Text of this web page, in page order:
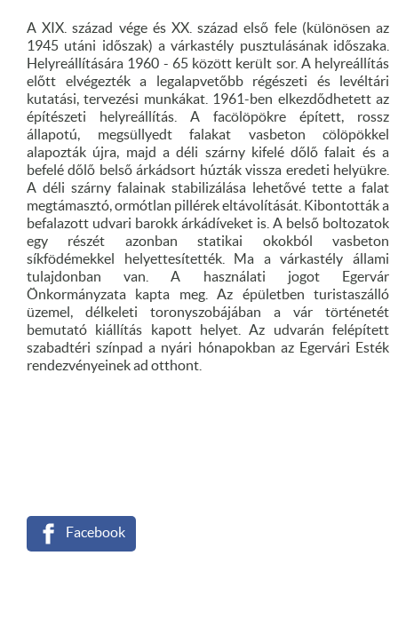
A XIX. század vége és XX. század első fele (különösen az
1945 utáni időszak) a várkastély pusztulásának időszaka.
Helyreállítására 1960 - 65 között került sor. A helyreállítás
előtt elvégezték a legalapvetőbb régészeti és levéltári
kutatási, tervezési munkákat. 1961-ben elkezdődhetett az
építészeti helyreállítás. A facölöpökre épített, rossz
állapotú, megsüllyedt falakat vasbeton cölöpökkel
alapozták újra, majd a déli szárny kifelé dőlő falait és a
befelé dőlő belső árkádsort húzták vissza eredeti helyükre.
A déli szárny falainak stabilizálása lehetővé tette a falat
megtámasztó, ormótlan pillérek eltávolítását. Kibontották a
befalazott udvari barokk árkádíveket is. A belső boltozatok
egy részét azonban statikai okokból vasbeton
síkfödémekkel helyettesítették. Ma a várkastély állami
tulajdonban van. A használati jogot Egervár
Önkormányzata kapta meg. Az épületben turistaszálló
üzemel, délkeleti toronyszobájában a vár történetét
bemutató kiállítás kapott helyet. Az udvarán felépített
szabadtéri színpad a nyári hónapokban az Egervári Esték
rendezvényeinek ad otthont.
Facebook